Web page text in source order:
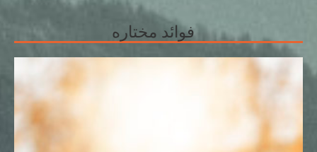
فوائد مختاره